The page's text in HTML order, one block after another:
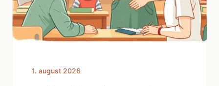
1. august 2026